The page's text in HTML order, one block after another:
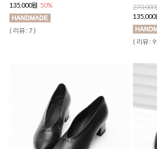
135,000원 50%
( 리뷰 : 7 )
270,000
135,000
( 리뷰 :